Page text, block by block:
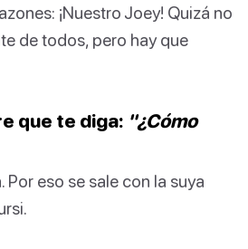
¡Nuestro Joey! Quizá no
de todos, pero hay que
que te diga: "¿Cómo
eso se sale con la suya